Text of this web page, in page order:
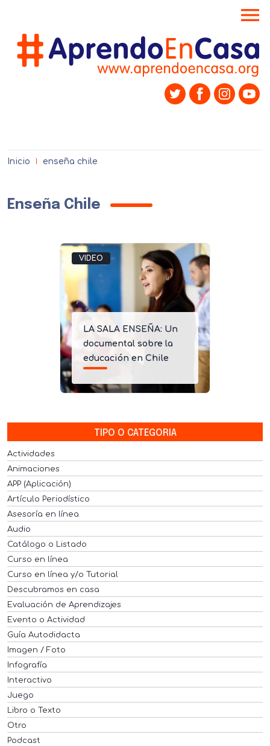
menu
Inicio enseña chile
Enseña Chile
VIDEO
LA SALA ENSEÑA: Un
documental sobre la
educación en Chile
TIPO O CATEGORIA
Actividades
Animaciones
APP (Aplicación)
Artículo Periodístico
Asesoría en línea
Audio
Catálogo o Listado
Curso en línea
Curso en línea y/o Tutorial
Descubramos en casa
Evaluación de Aprendizajes
Evento o Actividad
Guía Autodidacta
Imagen / Foto
Infografía
Interactivo
Juego
Libro o Texto
Otro
Podcast